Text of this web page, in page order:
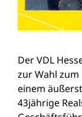
Der VDL
zur Wahl
einem
43jährige